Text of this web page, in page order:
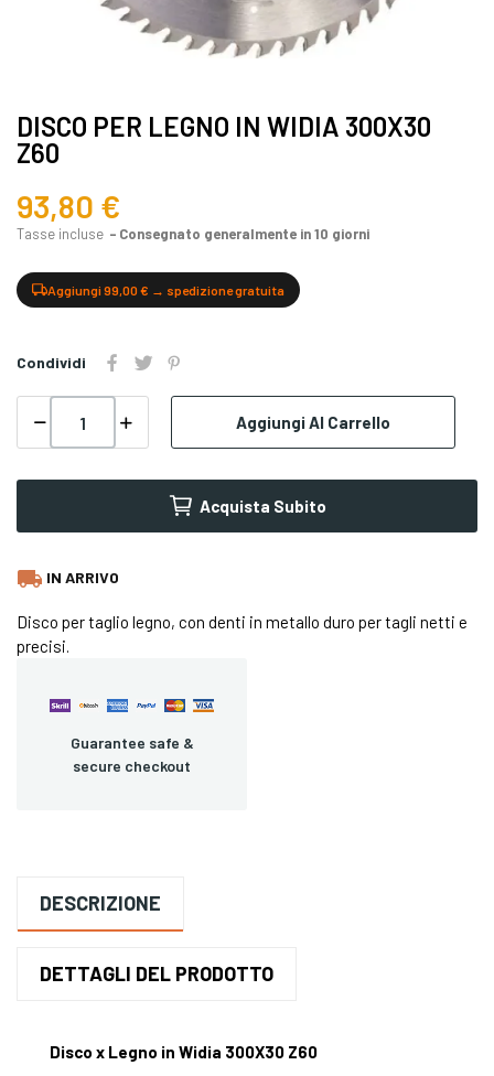
DISCO PER LEGNO IN WIDIA 300X30
Z60
93,80 €
Tasse incluse Consegnato generalmente in 10 giorni
Aggiungi 99,00 € → spedizione gratuita
Condividi
Aggiungi Al Carrello
Acquista Subito
local_shipping IN ARRIVO
Disco per taglio legno, con denti in metallo duro per tagli netti e
precisi.
Guarantee safe &
secure checkout
DESCRIZIONE
DETTAGLI DEL PRODOTTO
Disco x Legno in Widia 300X30 Z60